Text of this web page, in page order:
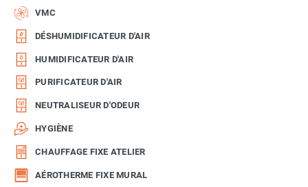
VMC
DÉSHUMIDIFICATEUR D'AIR
HUMIDIFICATEUR D'AIR
PURIFICATEUR D'AIR
NEUTRALISEUR D'ODEUR
HYGIÈNE
CHAUFFAGE FIXE ATELIER
AÉROTHERME FIXE MURAL